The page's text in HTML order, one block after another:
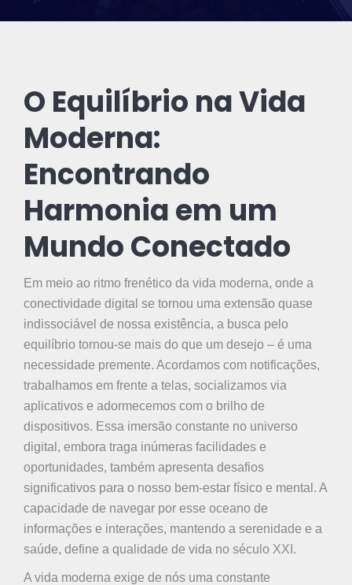
O Equilíbrio na Vida
Moderna:
Encontrando
Harmonia em um
Mundo Conectado
Em meio ao ritmo frenético da vida moderna, onde a
conectividade digital se tornou uma extensão quase
indissociável de nossa existência, a busca pelo
equilíbrio tornou-se mais do que um desejo – é uma
necessidade premente. Acordamos com notificações,
trabalhamos em frente a telas, socializamos via
aplicativos e adormecemos com o brilho de
dispositivos. Essa imersão constante no universo
digital, embora traga inúmeras facilidades e
oportunidades, também apresenta desafios
significativos para o nosso bem-estar físico e mental. A
capacidade de navegar por esse oceano de
informações e interações, mantendo a serenidade e a
saúde, define a qualidade de vida no século XXI.
A vida moderna exige de nós uma constante